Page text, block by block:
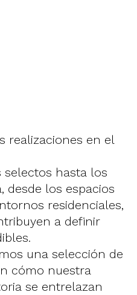
realizaciones en el
selectos hasta los
desde los espacios
residenciales,
a definir
una selección de
cómo nuestra
se entrelazan